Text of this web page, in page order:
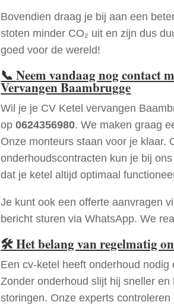
Bovendien draag je bij aan een
stoten minder CO₂ uit en zijn dus
goed voor de wereld!
📞Neem vandaag nog contact
Vervangen Baambrugge
Wil je je CV Ketel vervangen
op0624356980. We maken graag
Onze monteurs staan voor je klaar.
onderhoudscontracten kun je bij
dat je ketel altijd optimaal
Je kunt ook een offerte aanvragen
bericht sturen via WhatsApp. We
🛠Het belang van regelmatig
Een cv-ketel heeft onderhoud
Zonder onderhoud slijt hij sneller
storingen. Onze experts